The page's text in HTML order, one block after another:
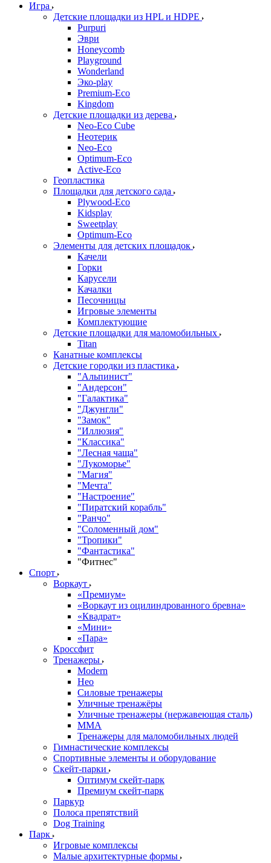
Игра
Детские площадки из HPL и HDPE
Purpuri
Эври
Honeycomb
Playground
Wonderland
Эко-play
Premium-Eco
Kingdom
Детские площадки из дерева
Neo-Eco Cube
Неотерик
Neo-Eco
Оptimum-Еco
Active-Eco
Геопластика
Площадки для детского сада
Plywood-Eco
Kidsplay
Sweetplay
Оptimum-Еco
Элементы для детских площадок
Качели
Горки
Карусели
Качалки
Песочницы
Игровые элементы
Комплектующие
Детские площадки для маломобильных
Titan
Канатные комплексы
Детские городки из пластика
"Альпинист"
"Андерсон"
"Галактика"
"Джунгли"
"Замок"
"Иллюзия"
"Классика"
"Лесная чаща"
"Лукоморье"
"Магия"
"Мечта"
"Настроение"
"Пиратский корабль"
"Ранчо"
"Соломенный дом"
"Тропики"
"Фантастика"
"Фитнес"
Спорт
Воркаут
«Премиум»
«Воркаут из оцилиндрованного бревна»
«Квадрат»
«Мини»
«Пара»
Кроссфит
Тренажеры
Modern
Нео
Силовые тренажеры
Уличные тренажёры
Уличные тренажеры (нержавеющая сталь)
ММА
Тренажеры для маломобильных людей
Гимнастические комплексы
Спортивные элементы и оборудование
Скейт-парки
Оптимум скейт-парк
Премиум скейт-парк
Паркур
Полоса препятствий
Dog Training
Парк
Игровые комплексы
Малые архитектурные формы